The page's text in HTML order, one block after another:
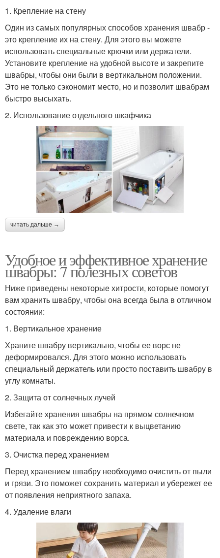
1. Крепление на стену
Один из самых популярных способов хранения швабр -
это крепление их на стену. Для этого вы можете
использовать специальные крючки или держатели.
Установите крепление на удобной высоте и закрепите
швабры, чтобы они были в вертикальном положении.
Это не только сэкономит место, но и позволит швабрам
быстро высыхать.
2. Использование отдельного шкафчика
читать дальше →
Удобное и эффективное хранение
швабры: 7 полезных советов
Ниже приведены некоторые хитрости, которые помогут
вам хранить швабру, чтобы она всегда была в отличном
состоянии:
1. Вертикальное хранение
Храните швабру вертикально, чтобы ее ворс не
деформировался. Для этого можно использовать
специальный держатель или просто поставить швабру в
углу комнаты.
2. Защита от солнечных лучей
Избегайте хранения швабры на прямом солнечном
свете, так как это может привести к выцветанию
материала и повреждению ворса.
3. Очистка перед хранением
Перед хранением швабру необходимо очистить от пыли
и грязи. Это поможет сохранить материал и убережет ее
от появления неприятного запаха.
4. Удаление влаги